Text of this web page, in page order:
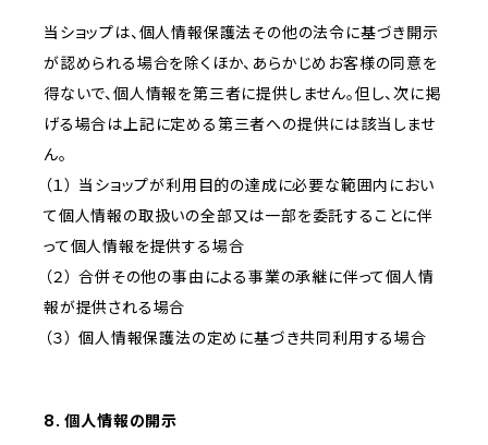
当ショップは、個人情報保護法その他の法令に基づき開示
が認められる場合を除くほか、あらかじめお客様の同意を
得ないで、個人情報を第三者に提供しません。但し、次に掲
げる場合は上記に定める第三者への提供には該当しませ
ん。
（１） 当ショップが利用目的の達成に必要な範囲内におい
て個人情報の取扱いの全部又は一部を委託することに伴
って個人情報を提供する場合
（２） 合併その他の事由による事業の承継に伴って個人情
報が提供される場合
（３） 個人情報保護法の定めに基づき共同利用する場合
8. 個人情報の開示